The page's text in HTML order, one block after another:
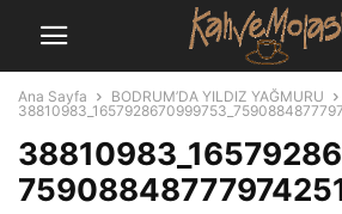
Ana Sayfa
BODRUM’DA YILDIZ YAĞMURU